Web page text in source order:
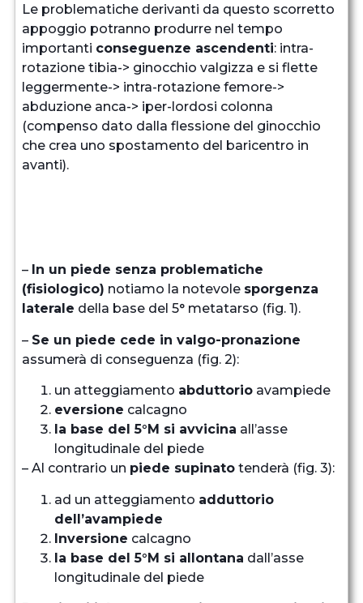
Le problematiche derivanti da questo scorretto
appoggio potranno produrre nel tempo
importanti conseguenze ascendenti: intra-
rotazione tibia-> ginocchio valgizza e si flette
leggermente-> intra-rotazione femore->
abduzione anca-> iper-lordosi colonna
(compenso dato dalla flessione del ginocchio
che crea uno spostamento del baricentro in
avanti).
– In un piede senza problematiche
(fisiologico) notiamo la notevole sporgenza
laterale della base del 5° metatarso (fig. 1).
– Se un piede cede in valgo-pronazione
assumerà di conseguenza (fig. 2):
un atteggiamento abduttorioavampiede
eversione calcagno
la base del 5°M si avvicina all’asse
longitudinale del piede
– Al contrario un piede supinatotenderà (fig. 3):
ad un atteggiamento adduttorio
dell’avampiede
Inversione calcagno
la base del 5°M si allontana dall’asse
longitudinale del piede